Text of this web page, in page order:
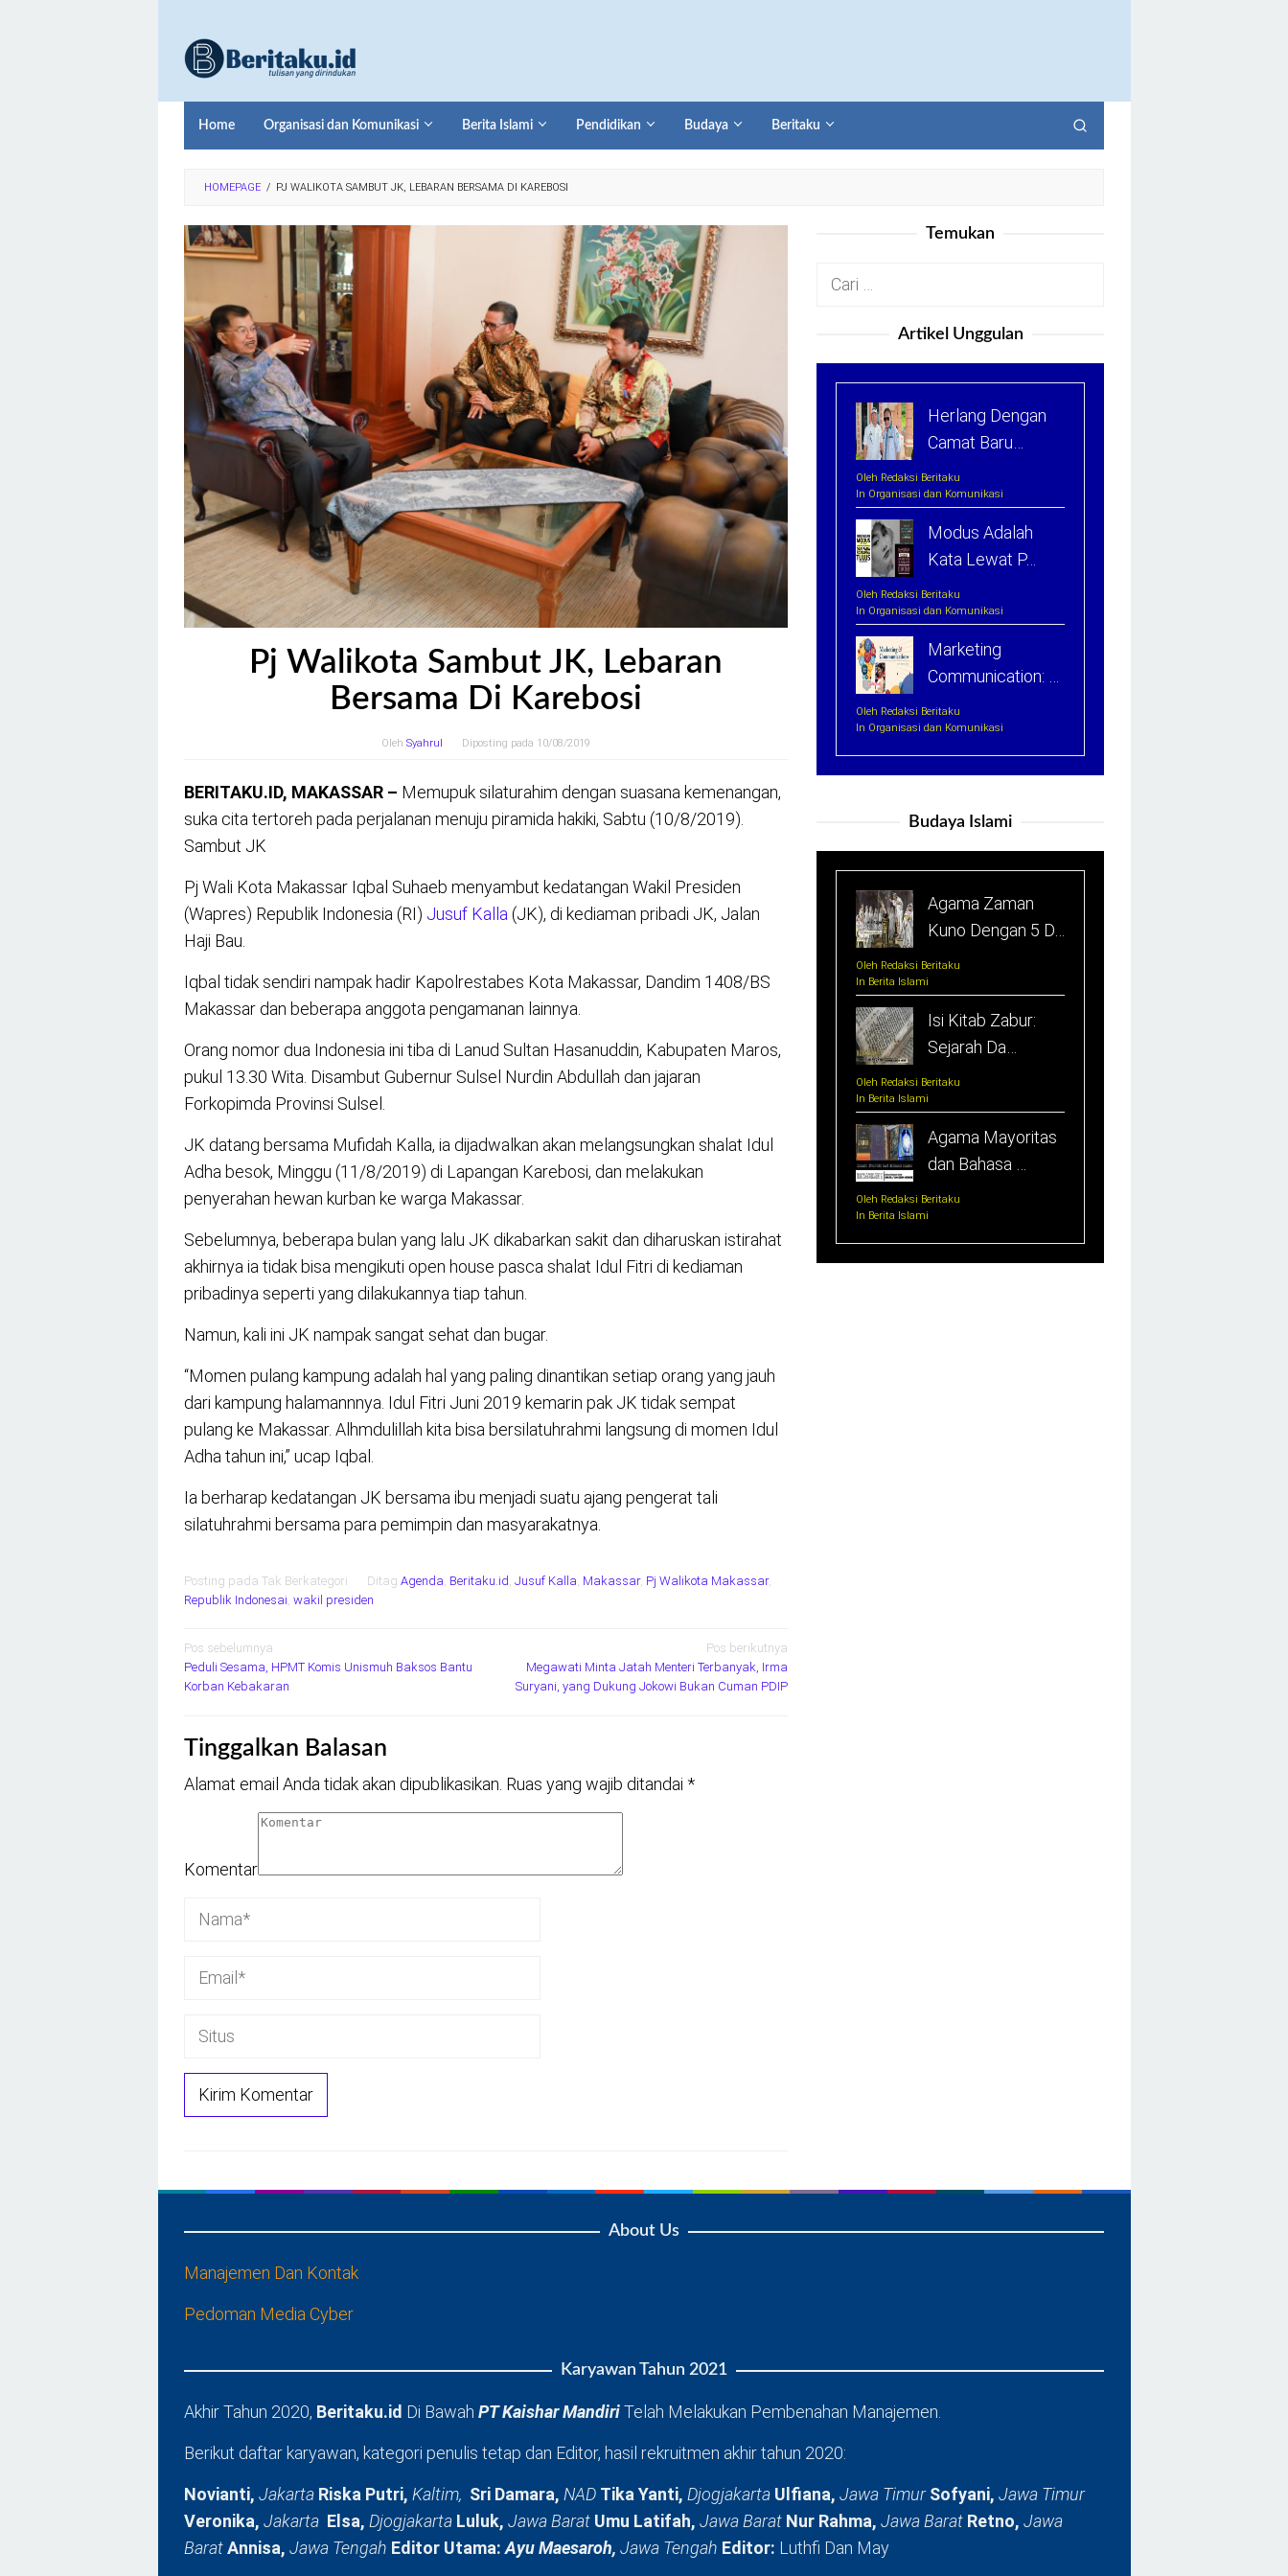
konten
Home Organisasi dan Komunikasi Berita Islami Pendidikan Budaya Beritaku
HOMEPAGE / PJ WALIKOTA SAMBUT JK, LEBARAN BERSAMA DI KAREBOSI
Pj Walikota Sambut JK, Lebaran
Bersama Di Karebosi
Oleh Syahrul Diposting pada 10/08/2019
BERITAKU.ID, MAKASSAR – Memupuk silaturahim dengan suasana kemenangan,
suka cita tertoreh pada perjalanan menuju piramida hakiki, Sabtu (10/8/2019).
Sambut JK
Pj Wali Kota Makassar Iqbal Suhaeb menyambut kedatangan Wakil Presiden
(Wapres) Republik Indonesia (RI) Jusuf Kalla (JK), di kediaman pribadi JK, Jalan
Haji Bau.
Iqbal tidak sendiri nampak hadir Kapolrestabes Kota Makassar, Dandim 1408/BS
Makassar dan beberapa anggota pengamanan lainnya.
Orang nomor dua Indonesia ini tiba di Lanud Sultan Hasanuddin, Kabupaten Maros,
pukul 13.30 Wita. Disambut Gubernur Sulsel Nurdin Abdullah dan jajaran
Forkopimda Provinsi Sulsel.
JK datang bersama Mufidah Kalla, ia dijadwalkan akan melangsungkan shalat Idul
Adha besok, Minggu (11/8/2019) di Lapangan Karebosi, dan melakukan
penyerahan hewan kurban ke warga Makassar.
Sebelumnya, beberapa bulan yang lalu JK dikabarkan sakit dan diharuskan istirahat
akhirnya ia tidak bisa mengikuti open house pasca shalat Idul Fitri di kediaman
pribadinya seperti yang dilakukannya tiap tahun.
Namun, kali ini JK nampak sangat sehat dan bugar.
“Momen pulang kampung adalah hal yang paling dinantikan setiap orang yang jauh
dari kampung halamannnya. Idul Fitri Juni 2019 kemarin pak JK tidak sempat
pulang ke Makassar. Alhmdulillah kita bisa bersilatuhrahmi langsung di momen Idul
Adha tahun ini,” ucap Iqbal.
Ia berharap kedatangan JK bersama ibu menjadi suatu ajang pengerat tali
silatuhrahmi bersama para pemimpin dan masyarakatnya.
Posting pada Tak Berkategori Ditag Agenda Beritaku.id Jusuf Kalla Makassar, Pj Walikota Makassar,
Republik Indonesai wakil presiden
Navigasi
pos
Pos sebelumnya
Peduli Sesama, HPMT Komis Unismuh Baksos Bantu
Korban Kebakaran
Pos berikutnya
Megawati Minta Jatah Menteri Terbanyak, Irma
Suryani, yang Dukung Jokowi Bukan Cuman PDIP
Tinggalkan Balasan
Alamat email Anda tidak akan dipublikasikan. Ruas yang wajib ditandai *
Komentar
Temukan
Cari
Artikel Unggulan
Herlang Dengan
Camat Baru…
Oleh Redaksi Beritaku
In Organisasi dan Komunikasi
Modus Adalah
Kata Lewat P…
Oleh Redaksi Beritaku
In Organisasi dan Komunikasi
Marketing
Communication: …
Oleh Redaksi Beritaku
In Organisasi dan Komunikasi
Budaya Islami
Agama Zaman
Kuno Dengan 5 D…
Oleh Redaksi Beritaku
In Berita Islami
Isi Kitab Zabur:
Sejarah Da…
Oleh Redaksi Beritaku
In Berita Islami
Agama Mayoritas
dan Bahasa …
Oleh Redaksi Beritaku
In Berita Islami
About Us
Manajemen Dan Kontak
Pedoman Media Cyber
Karyawan Tahun 2021
Akhir Tahun 2020, Beritaku.id Di Bawah PT Kaishar MandiriTelah Melakukan Pembenahan Manajemen.
Berikut daftar karyawan, kategori penulis tetap dan Editor, hasil rekruitmen akhir tahun 2020:
Novianti, Jakarta Riska Putri, Kaltim, Sri Damara, NAD Tika Yanti, Djogjakarta Ulfiana, Jawa TimurSofyani, Jawa Timur
Veronika, Jakarta Elsa, Djogjakarta Luluk, Jawa Barat Umu Latifah, Jawa Barat Nur Rahma, Jawa Barat Retno, Jawa
BaratAnnisa, Jawa Tengah Editor Utama:Ayu Maesaroh, Jawa Tengah Editor: Luthfi Dan May